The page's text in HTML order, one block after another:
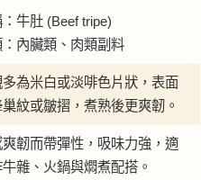
牛肚 (Beef tripe)
內臟類、肉類副料
為米白或淡啡色片狀，表面
巢紋或皺摺，煮熟後更爽韌。
爽韌而帶彈性，吸味力強，適
雜、火鍋與燜煮配搭。